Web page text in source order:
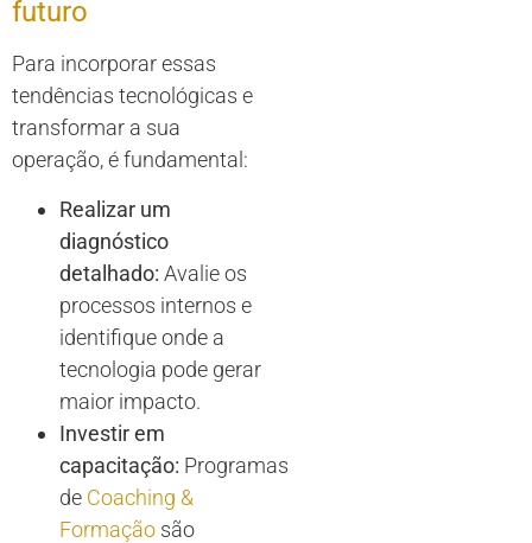
futuro
Para incorporar essas
tendências tecnológicas e
transformar a sua
operação, é fundamental:
Realizar um
diagnóstico
detalhado: Avalie os
processos internos e
identifique onde a
tecnologia pode gerar
maior impacto.
Investir em
capacitação: Programas
de Coaching &
Formação são